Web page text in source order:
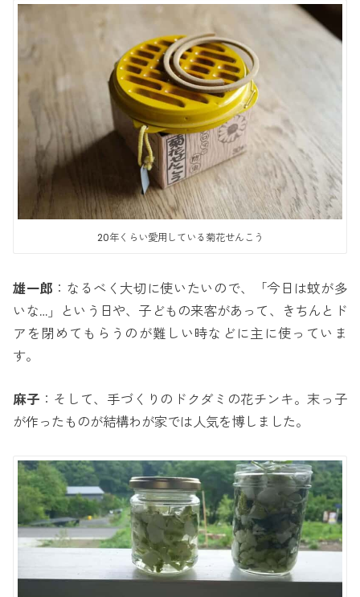
20年くらい愛用している菊花せんこう
雄一郎 ：なるべく大切に使いたいので、「今日は蚊が多
いな…」という日や、子どもの来客があって、きちんとド
アを閉めてもらうのが難しい時などに主に使っていま
す。
麻子 ：そして、手づくりのドクダミの花チンキ。末っ子
が作ったものが結構わが家では人気を博しました。